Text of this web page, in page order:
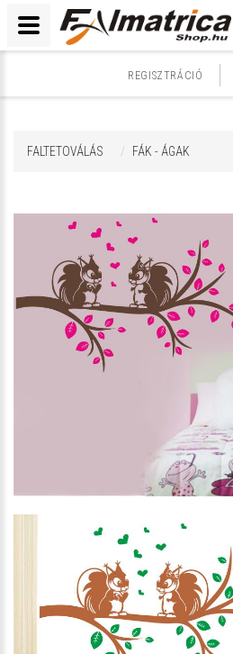
REGISZTRÁCIÓ
FALTETOVÁLÁS FÁK - ÁGAK